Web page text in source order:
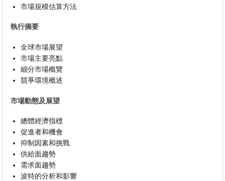
市場規模估算方法
執行摘要
全球市場展望
市場主要亮點
細分市場概覽
競爭環境概述
市場動態及展望
總體經濟指標
促進者和機會
抑制因素和挑戰
供給面趨勢
需求面趨勢
波特的分析和影響